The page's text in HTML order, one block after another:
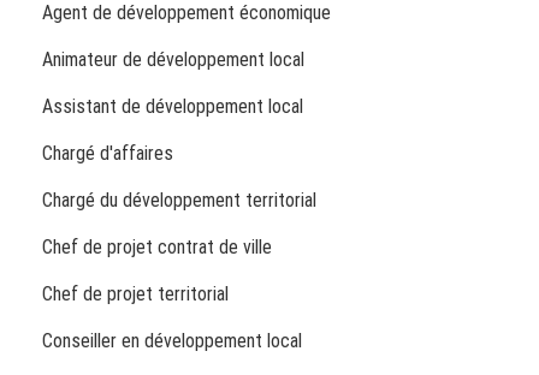
Agent de développement économique
Animateur de développement local
Assistant de développement local
Chargé d'affaires
Chargé du développement territorial
Chef de projet contrat de ville
Chef de projet territorial
Conseiller en développement local